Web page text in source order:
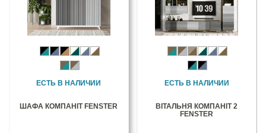
ЕСТЬ В НАЛИЧИИ
ШАФА КОМПАНІТ FENSTER
ЕСТЬ В НАЛИЧИИ
ВІТАЛЬНЯ КОМПАНІТ 2
FENSTER